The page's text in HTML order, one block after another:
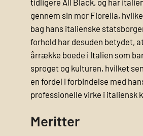
tidligere All Black, og har
gennem sin mor Fiorella,
bag hans italienske
forhold har desuden betydet,
årrække boede i Italien som
sproget og kulturen, hvilket
en fordel i forbindelse med
professionelle virke i italiensk
Meritter